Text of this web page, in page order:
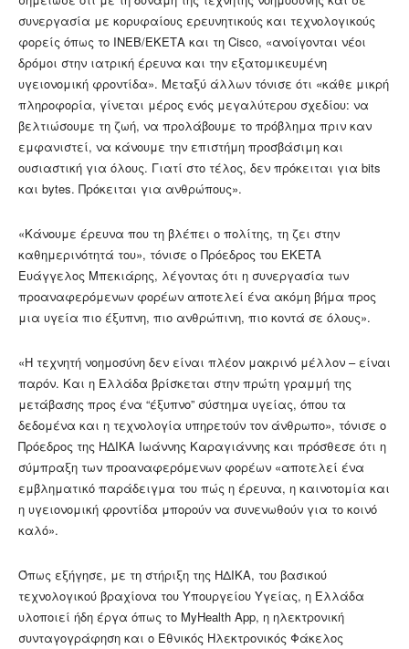
συνεργασία με κορυφαίους ερευνητικούς και τεχνολογικούς
φορείς όπως το ΙΝΕΒ/ΕΚΕΤΑ και τη Cisco, «ανοίγονται νέοι
δρόμοι στην ιατρική έρευνα και την εξατομικευμένη
υγειονομική φροντίδα». Μεταξύ άλλων τόνισε ότι «κάθε μικρή
πληροφορία, γίνεται μέρος ενός μεγαλύτερου σχεδίου: να
βελτιώσουμε τη ζωή, να προλάβουμε το πρόβλημα πριν καν
εμφανιστεί, να κάνουμε την επιστήμη προσβάσιμη και
ουσιαστική για όλους. Γιατί στο τέλος, δεν πρόκειται για bits
και bytes. Πρόκειται για ανθρώπους».
«Κάνουμε έρευνα που τη βλέπει ο πολίτης, τη ζει στην
καθημερινότητά του», τόνισε ο Πρόεδρος του ΕΚΕΤΑ
Ευάγγελος Μπεκιάρης, λέγοντας ότι η συνεργασία των
προαναφερόμενων φορέων αποτελεί ένα ακόμη βήμα προς
μια υγεία πιο έξυπνη, πιο ανθρώπινη, πιο κοντά σε όλους».
«Η τεχνητή νοημοσύνη δεν είναι πλέον μακρινό μέλλον – είναι
παρόν. Και η Ελλάδα βρίσκεται στην πρώτη γραμμή της
μετάβασης προς ένα “έξυπνο” σύστημα υγείας, όπου τα
δεδομένα και η τεχνολογία υπηρετούν τον άνθρωπο», τόνισε ο
Πρόεδρος της ΗΔΙΚΑ Ιωάννης Καραγιάννης και πρόσθεσε ότι η
σύμπραξη των προαναφερόμενων φορέων «αποτελεί ένα
εμβληματικό παράδειγμα του πώς η έρευνα, η καινοτομία και
η υγειονομική φροντίδα μπορούν να συνενωθούν για το κοινό
καλό».
Όπως εξήγησε, με τη στήριξη της ΗΔΙΚΑ, του βασικού
τεχνολογικού βραχίονα του Υπουργείου Υγείας, η Ελλάδα
υλοποιεί ήδη έργα όπως το MyHealth App, η ηλεκτρονική
συνταγογράφηση και ο Εθνικός Ηλεκτρονικός Φάκελος